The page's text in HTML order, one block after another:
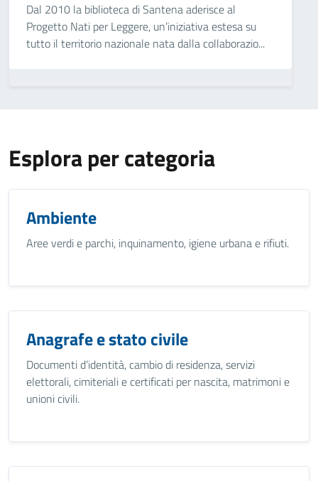
Dal 2010 la biblioteca di Santena aderisce al
Progetto Nati per Leggere, un’iniziativa estesa su
tutto il territorio nazionale nata dalla collaborazio...
Esplora per categoria
Ambiente
Aree verdi e parchi, inquinamento, igiene urbana e rifiuti.
Anagrafe e stato civile
Documenti d’identità, cambio di residenza, servizi
elettorali, cimiteriali e certificati per nascita, matrimoni e
unioni civili.